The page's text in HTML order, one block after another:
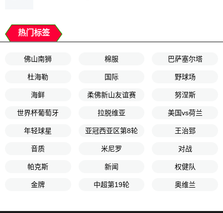
热门标签
佛山南狮 棉服 巴萨塞尔塔
杜海勒 国际 野球场
海鲜 柔佛新山友谊赛 努涅斯
世界杯葡萄牙 拉脱维亚 美国vs荷兰
年轻球星 亚冠西亚区第8轮 王治郅
音质 米尼罗 对战
帕克斯 新闻 权健队
金牌 中超第19轮 奥维兰